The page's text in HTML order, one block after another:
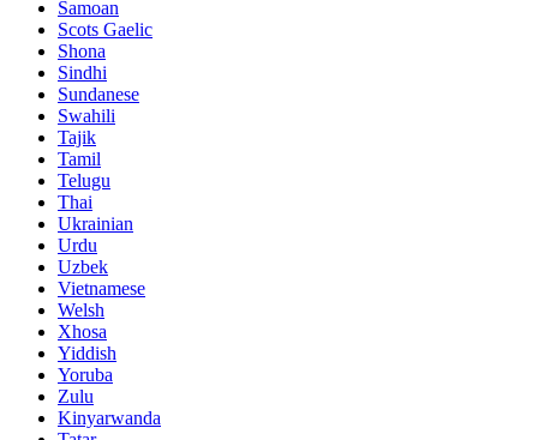
Samoan
Scots Gaelic
Shona
Sindhi
Sundanese
Swahili
Tajik
Tamil
Telugu
Thai
Ukrainian
Urdu
Uzbek
Vietnamese
Welsh
Xhosa
Yiddish
Yoruba
Zulu
Kinyarwanda